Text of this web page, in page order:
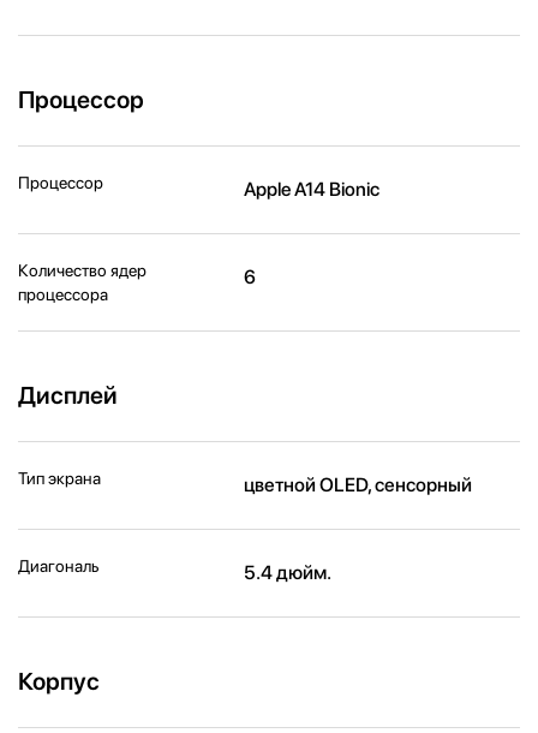
Процессор
Процессор Apple A14 Bionic
Количество ядер
процессора
6
Дисплей
Тип экрана цветной OLED, сенсорный
Диагональ 5.4 дюйм.
Корпус